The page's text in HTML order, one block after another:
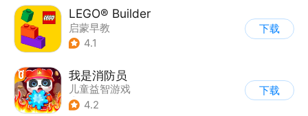
LEGO® Builder
启蒙早教
4.1
下载
我是消防员
儿童益智游戏
| 启蒙早教
4.2
下载